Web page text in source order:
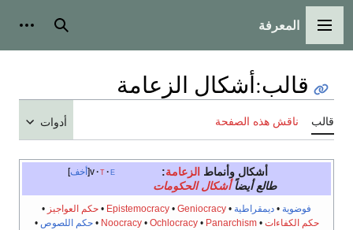
القائمة الرئيسية
المعرفة بحث
قالب:أشكال الزعامة
قالب ناقش هذه الصفحة أدوات
أخف v t e أشكال وأنماط الزعامة:
طالع أيضاًأشكال الحكومات
فوضوية • ديمقراطية •
Epistemocracy • Geniocracy
• حكم العواجيز •
حكم الكفاءات •
Noocracy• Ochlocracy• Panarchism
•حكم اللصوص •